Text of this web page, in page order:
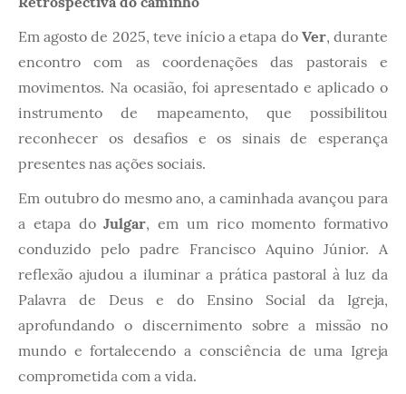
Em agosto de 2025, teve início a etapa do Ver, durante
encontro com as coordenações das pastorais e
movimentos. Na ocasião, foi apresentado e aplicado o
instrumento de mapeamento, que possibilitou
reconhecer os desafios e os sinais de esperança
presentes nas ações sociais.
Em outubro do mesmo ano, a caminhada avançou para
a etapa doJulgar, em um rico momento formativo
conduzido pelo padre Francisco Aquino Júnior. A
reflexão ajudou a iluminar a prática pastoral à luz da
Palavra de Deus e do Ensino Social da Igreja,
aprofundando o discernimento sobre a missão no
mundo e fortalecendo a consciência de uma Igreja
comprometida com a vida.